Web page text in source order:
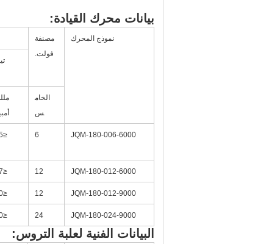
بيانات محرك القيادة:
نموذج المحرك
مصنفة
فولت.
الخام
س
JQM-180-006-6000
6
≤65
JQM-180-012-6000
12
≤27
JQM-180-012-9000
12
≤80
JQM-180-024-9000
24
≤50
البيانات الفنية لعلبة التروس: